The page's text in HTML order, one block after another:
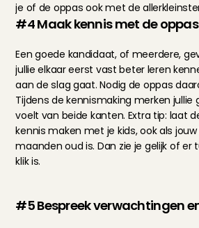
je of de oppas ook met de
#4 Maak kennis met de oppas
Een goede kandidaat, of meerdere,
jullie elkaar eerst vast beter leren
aan de slag gaat. Nodig de oppas
Tijdens de kennismaking merken jullie
voelt van beide kanten. Extra tip: laat
kennis maken met je kids, ook als
maanden oud is. Dan zie je gelijk of er
klik is.
#5 Bespreek verwachtingen